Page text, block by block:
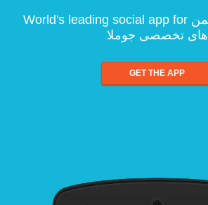
World's leading social app for پارس جوم :: انجمن
های تخصصی جوملا
GET THE APP